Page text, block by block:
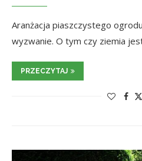
Aranżacja piaszczystego
wyzwanie. O tym czy ziemia
PRZECZYTAJ